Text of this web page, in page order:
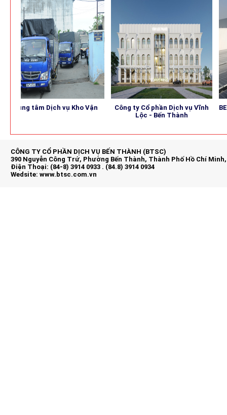
tâm Dịch vụ Kho Vận
Công ty Cổ phần Dịch vụ Vĩnh
Lộc - Bến Thành
CÔNG TY CỔ PHẦN DỊCH VỤ BẾN THÀNH (BTSC)
390 Nguyễn Công Trứ, Phường Bến Thành, Thành Phố Hồ Chí
Điện Thoại: (84-8) 3914 0933 . (84.8) 3914 0934
Wedsite: www.btsc.com.vn